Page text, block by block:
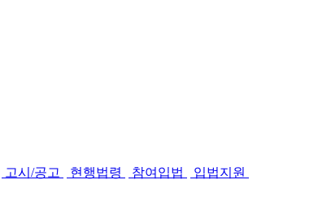
고시/공고 현행법령 참여입법
입법지원